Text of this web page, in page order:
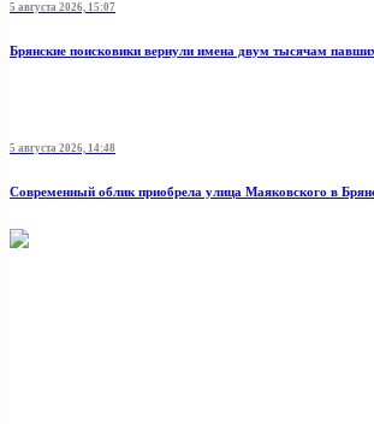
5 августа 2026, 15:07
Брянские поисковики вернули имена двум тысячам
5 августа 2026, 14:48
Современный облик приобрела улица Маяковского в